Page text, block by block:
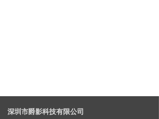
深圳市爵影科技有限公司